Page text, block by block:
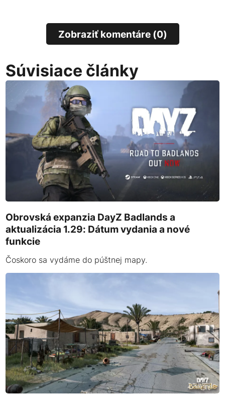
Zobraziť komentáre (0)
Súvisiace články
Obrovská expanzia DayZ Badlands a
aktualizácia 1.29: Dátum vydania a nové
funkcie
Čoskoro sa vydáme do púštnej mapy.